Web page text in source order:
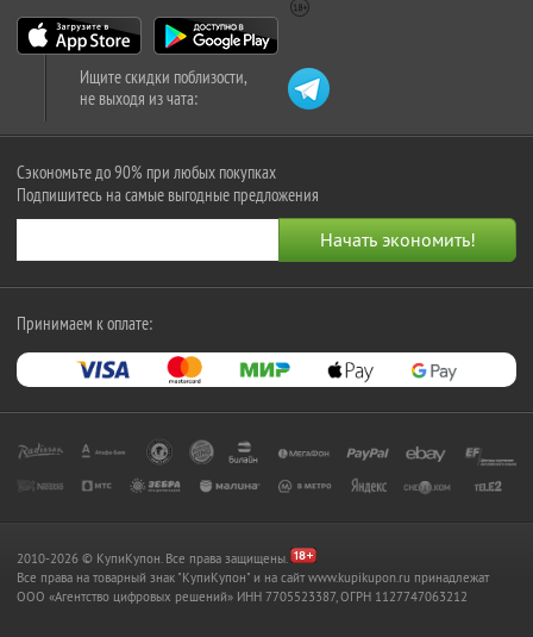
Ищите скидки поблизости,
не выходя из чата:
Сэкономьте до 90% при любых покупках
Подпишитесь на самые выгодные предложения
Принимаем к оплате:
2010-2026 © КупиКупон. Все права защищены.
Все права на товарный знак "КупиКупон" и на сайт www.kupikupon.ru принадлежат
OOO «Агентство цифровых решений» ИНН 7705523387, ОГРН 1127747063212